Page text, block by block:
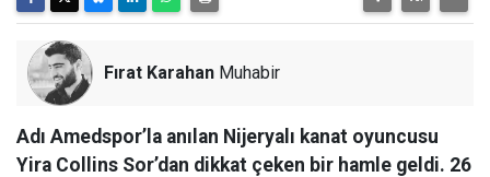
Fırat Karahan Muhabir
Adı Amedspor’la anılan Nijeryalı kanat oyuncusu
Yira Collins Sor’dan dikkat çeken bir hamle geldi. 26